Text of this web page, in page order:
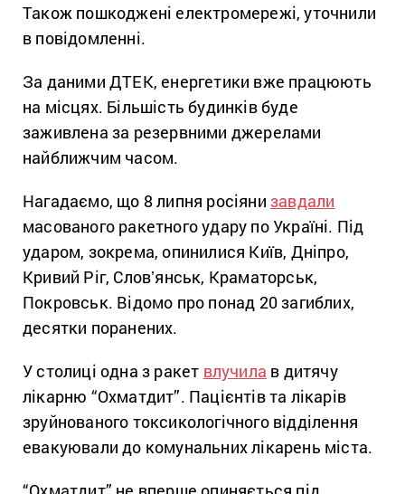
Також пошкоджені електромережі, уточнили
в повідомленні.
За даними ДТЕК, енергетики вже працюють
на місцях. Більшість будинків буде
заживлена за резервними джерелами
найближчим часом.
Нагадаємо, що 8 липня росіяни завдали
масованого ракетного удару по Україні. Під
ударом, зокрема, опинилися Київ, Дніпро,
Кривий Ріг, Словʼянськ, Краматорськ,
Покровськ. Відомо про понад 20 загиблих,
десятки поранених.
У столиці одна з ракет влучила в дитячу
лікарню “Охматдит”. Пацієнтів та лікарів
зруйнованого токсикологічного відділення
евакуювали до комунальних лікарень міста.